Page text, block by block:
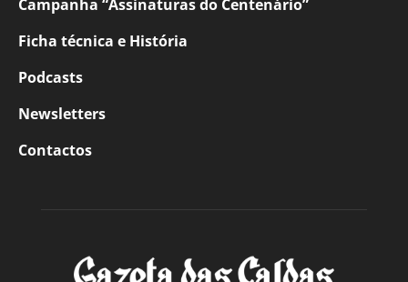
Campanha “Assinaturas do Centenário”
Ficha técnica e História
Podcasts
Newsletters
Contactos